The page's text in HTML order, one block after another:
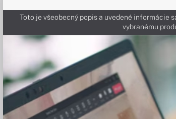
Toto je všeobecný popis a uvedené
vybranému